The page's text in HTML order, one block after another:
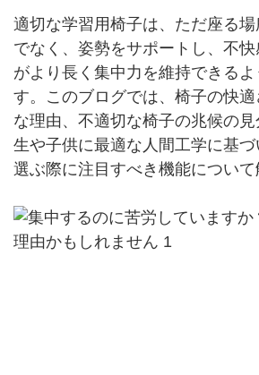
適切な学習用椅子は、ただ座る
でなく、姿勢をサポートし、不
がより長く集中力を維持できるよ
す。このブログでは、椅子の快
な理由、不適切な椅子の兆候の
生や子供に最適な人間工学に基
選ぶ際に注目すべき機能について